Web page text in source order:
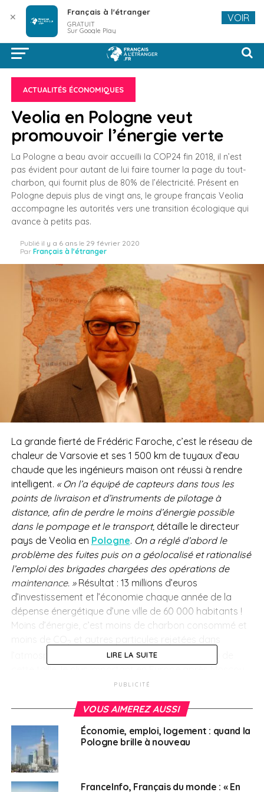
ACTUALITÉS ÉCONOMIQUES
Veolia en Pologne veut
promouvoir l’énergie verte
La Pologne a beau avoir accueilli la COP24 fin 2018, il n’est
pas évident pour autant de lui faire tourner la page du tout-
charbon, qui fournit plus de 80% de l’électricité. Présent en
Pologne depuis plus de vingt ans, le groupe français Veolia
accompagne les autorités vers une transition écologique qui
avance à petits pas.
Publié il y a 6 ans le 29 février 2020
Par Français à l'étranger
La grande fierté de Frédéric Faroche, c’est le réseau de
chaleur de Varsovie et ses 1 500 km de tuyaux d’eau
chaude que les ingénieurs maison ont réussi à rendre
intelligent. « On l’a équipé de capteurs dans tous les
points de livraison et d’instruments de pilotage à
distance, afin de perdre le moins d’énergie possible
dans le pompage et le transport, détaille le directeur
pays de Veolia en Pologne. On a réglé d’abord le
problème des fuites puis on a géolocalisé et rationalisé
l’emploi des brigades chargées des opérations de
maintenance. »Résultat : 13 millions d’euros
d’investissement et l’économie chaque année de la
dépense énergétique d’une ville de 60 000 habitants !
Moins d’énergie, c’est moins de charbon consommé et
l’atmosphère. C’est du jamais vu pour un réseau de
Le groupe a d’ailleurs été primé et récompensé pour ce
d’autres pays du monde. Veolia dessert au total trois
millions de personnes en Pologne. « Nous devons être
capables de capter des sources d’énergie jusqu’alors
non utilisées comme celle produite par les data centers
(centres de données informatiques, ndlr)
fatale de certains process industriels,prévoit Frédéric
LIRE LA SUITE
PUBLICITÉ
VOUS AIMEREZ AUSSI
Économie, emploi, logement : quand la
Pologne brille à nouveau
FranceInfo, Français du monde : « En
✕ Français à l'étranger
GRATUIT
Sur Google Play
VOIR